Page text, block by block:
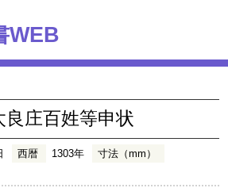
WEB
良庄百姓等申状
西暦 1303年
寸法（mm）